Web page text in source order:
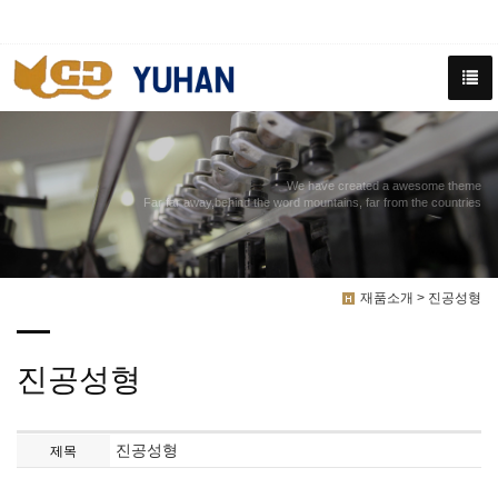
We have created a awesome theme
Far far away,behind the word mountains, far from the countries
재품소개 > 진공성형
진공성형
제목 진공성형